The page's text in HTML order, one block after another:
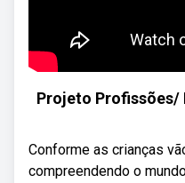
Projeto
Conforme as crianças
compreendendo o